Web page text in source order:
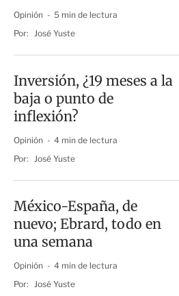
Opinión
5 min de lectura
Por: José Yuste
Inversión, ¿19 meses a la
baja o punto de
inflexión?
Opinión
4 min de lectura
Por: José Yuste
México-España, de
nuevo; Ebrard, todo en
una semana
Opinión
4 min de lectura
Por: José Yuste